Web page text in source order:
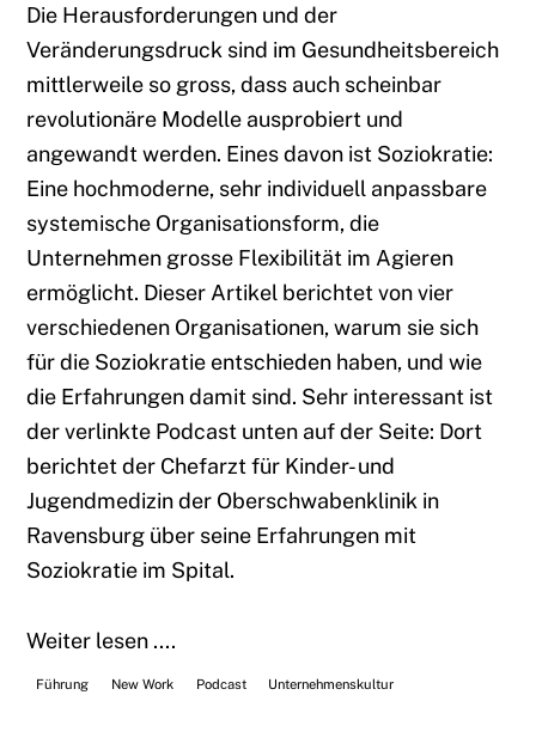
Die Herausforderungen und der
Veränderungsdruck sind im Gesundheitsbereich
mittlerweile so gross, dass auch scheinbar
revolutionäre Modelle ausprobiert und
angewandt werden. Eines davon ist Soziokratie:
Eine hochmoderne, sehr individuell anpassbare
systemische Organisationsform, die
Unternehmen grosse Flexibilität im Agieren
ermöglicht. Dieser Artikel berichtet von vier
verschiedenen Organisationen, warum sie sich
für die Soziokratie entschieden haben, und wie
die Erfahrungen damit sind. Sehr interessant ist
der verlinkte Podcast unten auf der Seite: Dort
berichtet der Chefarzt für Kinder- und
Jugendmedizin der Oberschwabenklinik in
Ravensburg über seine Erfahrungen mit
Soziokratie im Spital.
Weiter lesen ....
Führung New Work Podcast Unternehmenskultur